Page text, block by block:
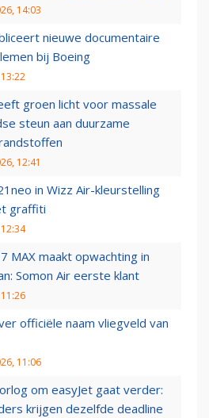
14:03
nieuwe documentaire
bij Boeing
groen licht voor massale
steun aan duurzame
12:41
in Wizz Air-kleurstelling
graffiti
MAX maakt opwachting in
Somon Air eerste klant
officiële naam vliegveld van
11:06
om easyJet gaat verder:
krijgen dezelfde deadline